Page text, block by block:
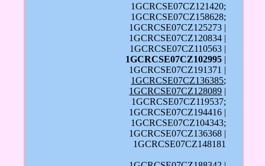
1GCRCSE07CZ121420;
1GCRCSE07CZ158628;
1GCRCSE07CZ125273 |
1GCRCSE07CZ120834 |
1GCRCSE07CZ110563 |
1GCRCSE07CZ102995 |
1GCRCSE07CZ191371 |
1GCRCSE07CZ136385;
1GCRCSE07CZ128089 |
1GCRCSE07CZ119537;
1GCRCSE07CZ194416 |
1GCRCSE07CZ104343;
1GCRCSE07CZ136368 |
1GCRCSE07CZ148181